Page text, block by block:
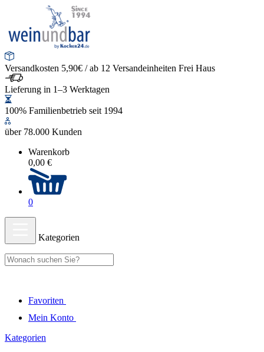
Versandkosten 5,90€ / ab 12 Versandeinheiten Frei Haus
Lieferung in 1–3 Werktagen
100% Familienbetrieb seit 1994
über 78.000 Kunden
Warenkorb
0,00 €
0
Kategorien
Favoriten
Mein Konto
Kategorien